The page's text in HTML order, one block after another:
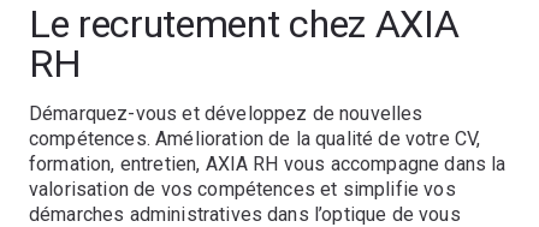
Le recrutement chez AXIA
RH
Démarquez-vous et développez de nouvelles
compétences. Amélioration de la qualité de votre CV,
formation, entretien, AXIA RH vous accompagne dans la
valorisation de vos compétences et simplifie vos
démarches administratives dans l’optique de vous